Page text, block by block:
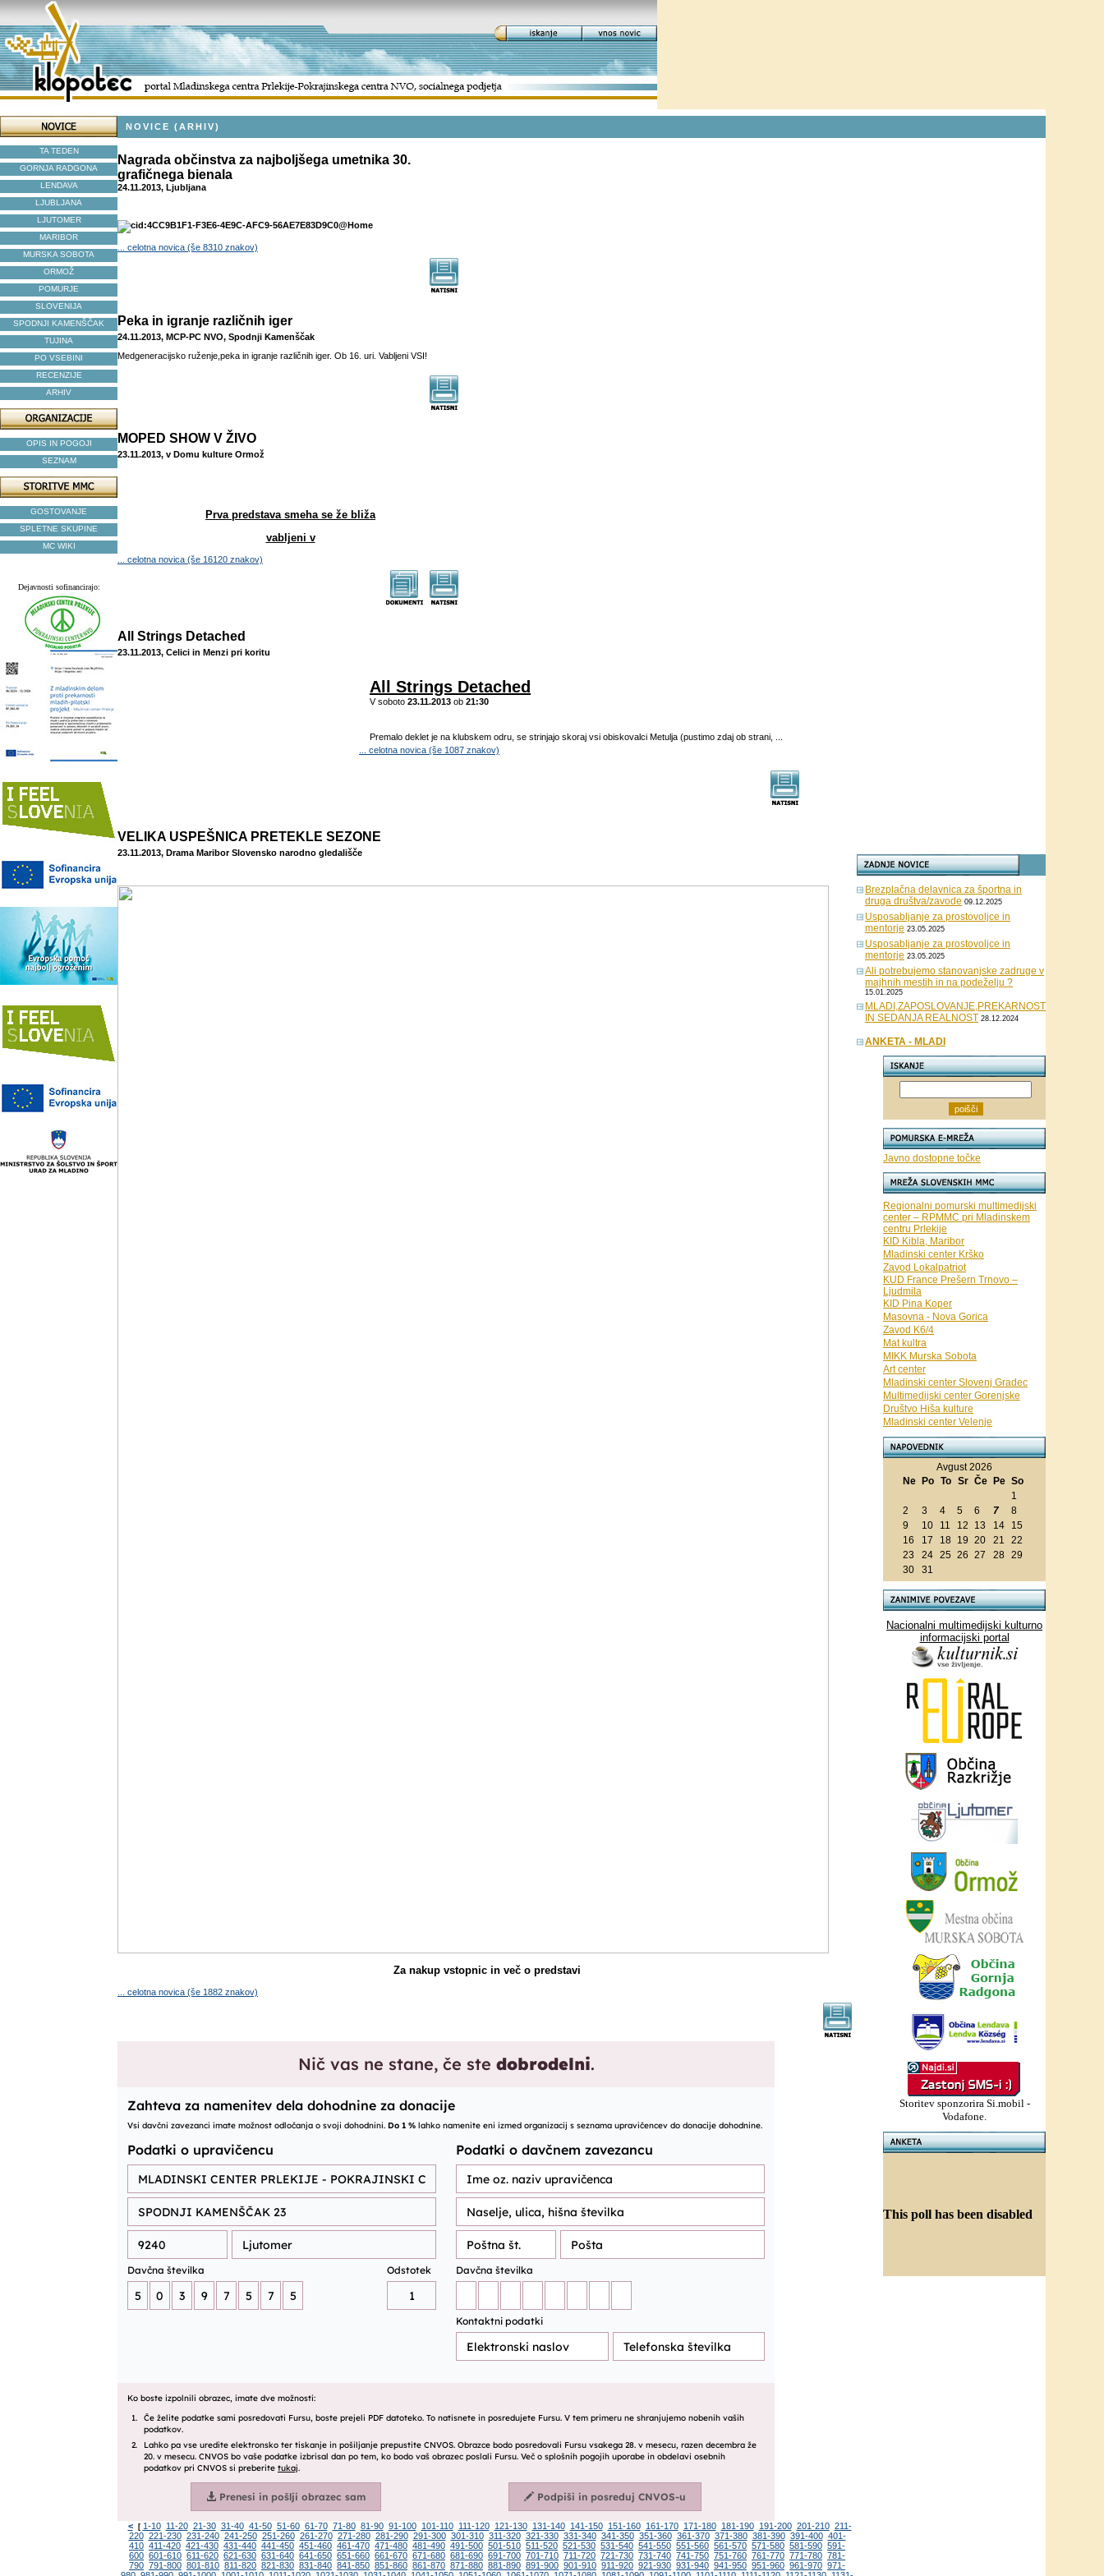
TA TEDEN
GORNJA RADGONA
LENDAVA
LJUBLJANA
LJUTOMER
MARIBOR
MURSKA SOBOTA
ORMOŽ
POMURJE
SLOVENIJA
SPODNJI KAMENŠČAK
TUJINA
PO VSEBINI
RECENZIJE
ARHIV
OPIS IN POGOJI
SEZNAM
GOSTOVANJE
SPLETNE SKUPINE
MC WIKI
Dejavnosti sofinancirajo:
NOVICE (ARHIV)
Nagrada občinstva za najboljšega umetnika 30.
grafičnega bienala
24.11.2013, Ljubljana
... celotna novica (še 8310 znakov)
Peka in igranje različnih iger
24.11.2013, MCP-PC NVO, Spodnji Kamenščak
Medgeneracijsko ruženje,peka in igranje različnih iger. Ob 16. uri. Vabljeni VSI!
MOPED SHOW V ŽIVO
23.11.2013, v Domu kulture Ormož
Prva predstava smeha se že bliža
vabljeni v
... celotna novica (še 16120 znakov)
All Strings Detached
23.11.2013, Celici in Menzi pri koritu
All Strings Detached
V soboto 23.11.2013 ob 21:30
Premalo deklet je na klubskem odru, se strinjajo skoraj vsi obiskovalci Metulja (pustimo zdaj ob strani, ...
... celotna novica (še 1087 znakov)
VELIKA USPEŠNICA PRETEKLE SEZONE
23.11.2013, Drama Maribor Slovensko narodno gledališče
Za nakup vstopnic in več o predstavi
... celotna novica (še 1882 znakov)
< [ 1-10 11-20 21-30 31-40 41-50 51-60 61-70 71-80 81-90 91-100 101-110 111-120 121-130 131-140 141-150 151-160 161-170 171-180 181-190 191-200 201-210 211-
220 221-230 231-240 241-250 251-260 261-270 271-280 281-290 291-300 301-310 311-320 321-330 331-340 341-350 351-360 361-370 371-380 381-390 391-400 401-
410 411-420 421-430 431-440 441-450 451-460 461-470 471-480 481-490 491-500 501-510 511-520 521-530 531-540 541-550 551-560 561-570 571-580 581-590 591-
600 601-610 611-620 621-630 631-640 641-650 651-660 661-670 671-680 681-690 691-700 701-710 711-720 721-730 731-740 741-750 751-760 761-770 771-780 781-
790 791-800 801-810 811-820 821-830 831-840 841-850 851-860 861-870 871-880 881-890 891-900 901-910 911-920 921-930 931-940 941-950 951-960 961-970 971-
Brezplačna delavnica za športna in
druga društva/zavode 09.12.2025
Usposabljanje za prostovoljce in
mentorje 23.05.2025
Usposabljanje za prostovoljce in
mentorje 23.05.2025
Ali potrebujemo stanovanjske zadruge v
majhnih mestih in na podeželju ?
15.01.2025
MLADI,ZAPOSLOVANJE,PREKARNOST
IN SEDANJA REALNOST 28.12.2024
ANKETA - MLADI
Javno dostopne točke
Regionalni pomurski multimedijski
center – RPMMC pri Mladinskem
centru Prlekije
KID Kibla, Maribor
Mladinski center Krško
Zavod Lokalpatriot
KUD France Prešern Trnovo –
Ljudmila
KID Pina Koper
Masovna - Nova Gorica
Zavod K6/4
Mat kultra
MIKK Murska Sobota
Art center
Mladinski center Slovenj Gradec
Multimedijski center Gorenjske
Društvo Hiša kulture
Mladinski center Velenje
Avgust 2026
Ne
Po To Sr Če Pe So
1
2
3 4 5 6 7
8
9
10 11 12 13 14
15
16
17 18 19 20 21
22
23
24 25 26 27 28 29
30
31
Nacionalni multimedijski kulturno
informacijski portal
Storitev sponzorira Si.mobil -
Vodafone.
This poll has been disabled